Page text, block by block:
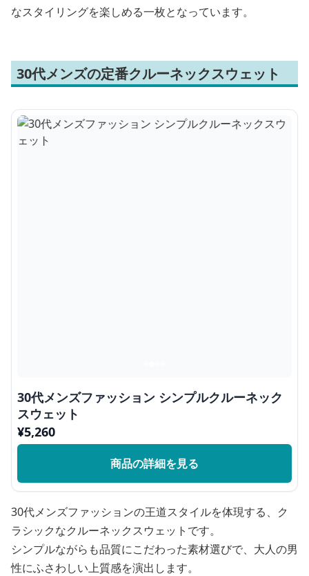
なスタイリングを楽しめる一枚となっています。
30代メンズの定番クルーネックスウェット
30代メンズファッション シンプルクルーネック
スウェット
¥5,260
商品の詳細を見る
30代メンズファッションの王道スタイルを体現する、ク
ラシックなクルーネックスウェットです。
シンプルながらも品質にこだわった素材選びで、大人の男
性にふさわしい上質感を演出します。